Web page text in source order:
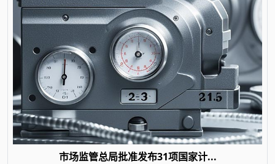
市场监管总局批准发布31项国家计...